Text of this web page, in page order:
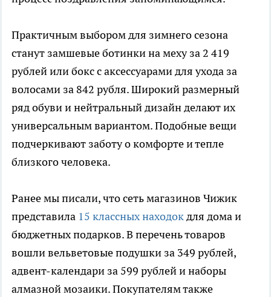
Практичным выбором для зимнего сезона
станут замшевые ботинки на меху за 2 419
рублей или бокс с аксессуарами для ухода за
волосами за 842 рубля. Широкий размерный
ряд обуви и нейтральный дизайн делают их
универсальным вариантом. Подобные вещи
подчеркивают заботу о комфорте и тепле
близкого человека.
Ранее мы писали, что сеть магазинов Чижик
представила 15 классных находокдля дома и
бюджетных подарков. В перечень товаров
вошли вельветовые подушки за 349 рублей,
адвент-календари за 599 рублей и наборы
алмазной мозаики. Покупателям также